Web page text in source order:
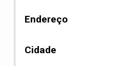
Endereço
Cidade